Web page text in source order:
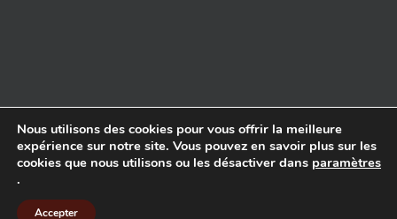
Copyright 2024 COIFFURE CREATION Noeux Les Mines | Site réalisé par
CREAPIXEL62
Nous utilisons des cookies pour vous offrir la meilleure
expérience sur notre site. Vous pouvez en savoir plus sur les
cookies que nous utilisons ou les désactiver dans paramètres
.
Accepter